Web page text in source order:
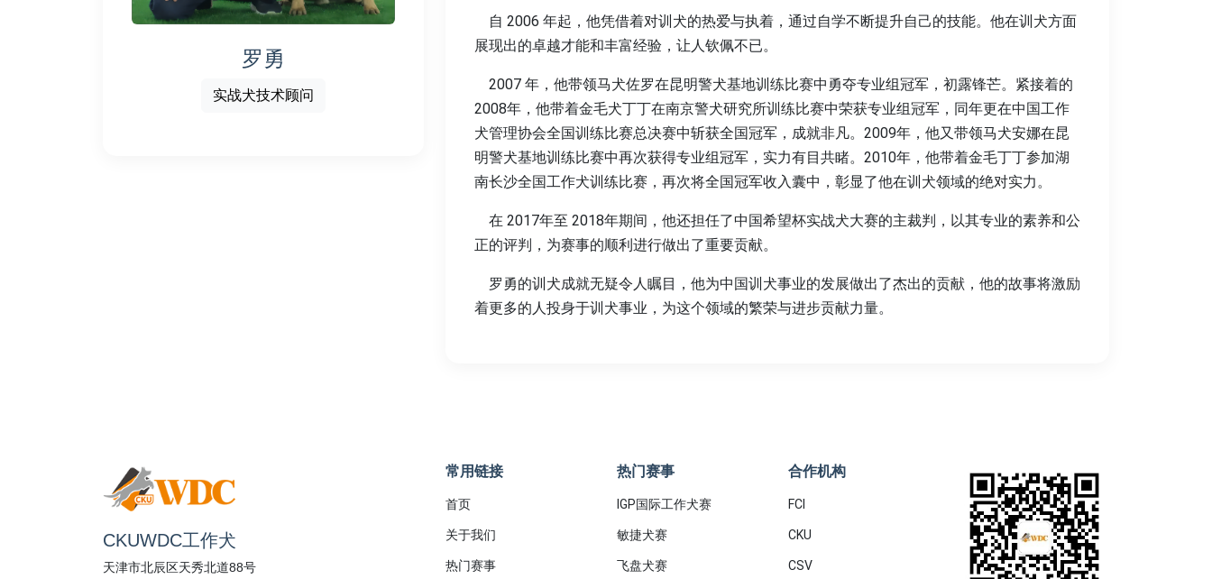
罗勇
实战犬技术顾问
自 2006 年起，他凭借着对训犬的热爱与执着，通过自学不断提升自己的技能。他在训犬方面
展现出的卓越才能和丰富经验，让人钦佩不已。
2007 年，他带领马犬佐罗在昆明警犬基地训练比赛中勇夺专业组冠军，初露锋芒。紧接着的
2008年，他带着金毛犬丁丁在南京警犬研究所训练比赛中荣获专业组冠军，同年更在中国工作
犬管理协会全国训练比赛总决赛中斩获全国冠军，成就非凡。2009年，他又带领马犬安娜在昆
明警犬基地训练比赛中再次获得专业组冠军，实力有目共睹。2010年，他带着金毛丁丁参加湖
南长沙全国工作犬训练比赛，再次将全国冠军收入囊中，彰显了他在训犬领域的绝对实力。
在 2017年至 2018年期间，他还担任了中国希望杯实战犬大赛的主裁判，以其专业的素养和公
正的评判，为赛事的顺利进行做出了重要贡献。
罗勇的训犬成就无疑令人瞩目，他为中国训犬事业的发展做出了杰出的贡献，他的故事将激励
着更多的人投身于训犬事业，为这个领域的繁荣与进步贡献力量。
CKUWDC工作犬
天津市北辰区天秀北道88号
常用链接
首页
关于我们
热门赛事
热门赛事
IGP国际工作犬赛
敏捷犬赛
飞盘犬赛
合作机构
FCI
CKU
CSV